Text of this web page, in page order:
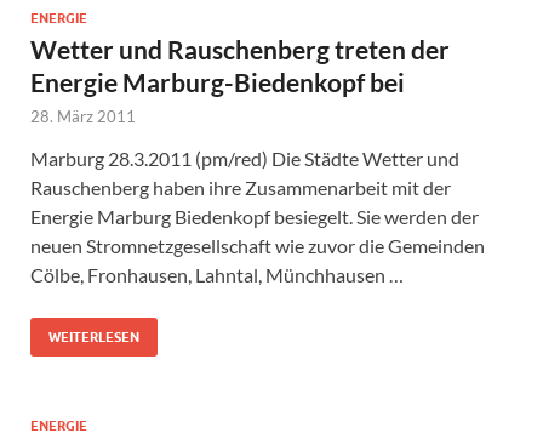
ENERGIE
Wetter und Rauschenberg treten der
Energie Marburg-Biedenkopf bei
28. März 2011
Marburg 28.3.2011 (pm/red) Die Städte Wetter und
Rauschenberg haben ihre Zusammenarbeit mit der
Energie Marburg Biedenkopf besiegelt. Sie werden der
neuen Stromnetzgesellschaft wie zuvor die Gemeinden
Cölbe, Fronhausen, Lahntal, Münchhausen …
WEITERLESEN
ENERGIE